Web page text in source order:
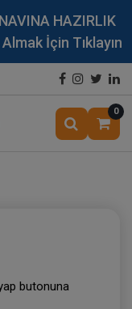
HAZIRLIK
İçin Tıklayın
0
butonuna